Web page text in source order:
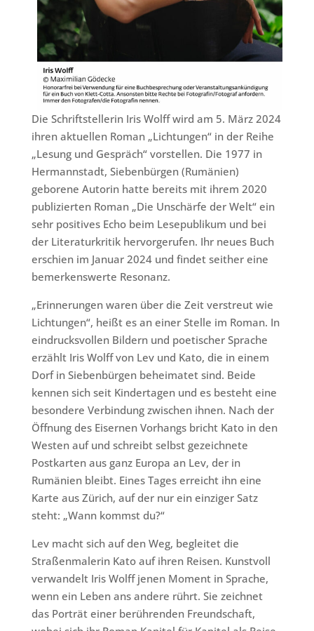
Die Schriftstellerin Iris Wolff wird am 5. März 2024
ihren aktuellen Roman „Lichtungen“ in der Reihe
„Lesung und Gespräch“ vorstellen. Die 1977 in
Hermannstadt, Siebenbürgen (Rumänien)
geborene Autorin hatte bereits mit ihrem 2020
publizierten Roman „Die Unschärfe der Welt“ ein
sehr positives Echo beim Lesepublikum und bei
der Literaturkritik hervorgerufen. Ihr neues Buch
erschien im Januar 2024 und findet seither eine
bemerkenswerte Resonanz.
„Erinnerungen waren über die Zeit verstreut wie
Lichtungen“, heißt es an einer Stelle im Roman. In
eindrucksvollen Bildern und poetischer Sprache
erzählt Iris Wolff von Lev und Kato, die in einem
Dorf in Siebenbürgen beheimatet sind. Beide
kennen sich seit Kindertagen und es besteht eine
besondere Verbindung zwischen ihnen. Nach der
Öffnung des Eisernen Vorhangs bricht Kato in den
Westen auf und schreibt selbst gezeichnete
Postkarten aus ganz Europa an Lev, der in
Rumänien bleibt. Eines Tages erreicht ihn eine
Karte aus Zürich, auf der nur ein einziger Satz
steht: „Wann kommst du?“
Lev macht sich auf den Weg, begleitet die
Straßenmalerin Kato auf ihren Reisen. Kunstvoll
verwandelt Iris Wolff jenen Moment in Sprache,
wenn ein Leben ans andere rührt. Sie zeichnet
das Porträt einer berührenden Freundschaft,